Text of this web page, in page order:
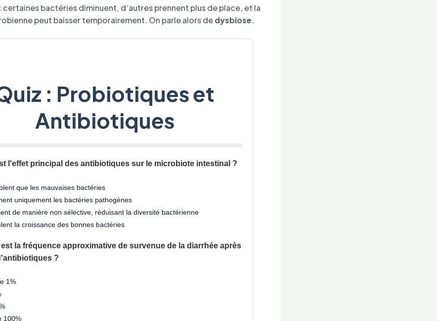
bactéries diminuent, d’autres prennent plus de place, et la
peut baisser temporairement. On parle alors dedysbiose.
: Probiotiques et
Antibiotiques
l'effet principal des antibiotiques sur le microbiote intestinal ?
que les mauvaises bactéries
uniquement les bactéries pathogènes
de manière non sélective, réduisant la diversité bactérienne
la croissance des bonnes bactéries
est la fréquence approximative de survenue de la diarrhée après
?
1%
100%